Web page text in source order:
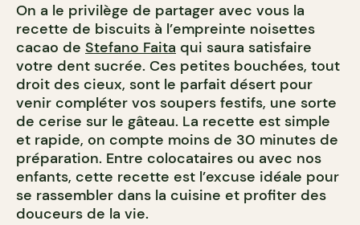
On a le privilège de partager avec vous la
recette de biscuits à l’empreinte noisettes
cacao de Stefano Faita qui saura satisfaire
votre dent sucrée. Ces petites bouchées, tout
droit des cieux, sont le parfait désert pour
venir compléter vos soupers festifs, une sorte
de cerise sur le gâteau. La recette est simple
et rapide, on compte moins de 30 minutes de
préparation. Entre colocataires ou avec nos
enfants, cette recette est l’excuse idéale pour
se rassembler dans la cuisine et profiter des
douceurs de la vie.